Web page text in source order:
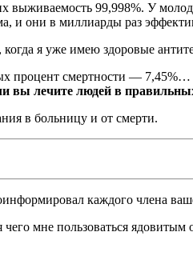
99,998%. У
и они в миллиарды раз
я уже имею здоровые
процент смертности —
вы лечите людей в
в больницу и от смерти.
каждого члена
мне пользоваться